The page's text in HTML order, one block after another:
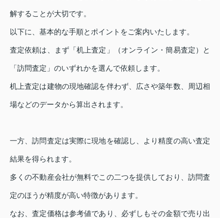
解することが大切です。
以下に、基本的な手順とポイントをご案内いたします。
査定依頼は、まず「机上査定」（オンライン・簡易査定）と
「訪問査定」のいずれかを選んで依頼します。
机上査定は建物の現地確認を伴わず、広さや築年数、周辺相
場などのデータから算出されます。
一方、訪問査定は実際に現地を確認し、より精度の高い査定
結果を得られます。
多くの不動産会社が無料でこの二つを提供しており、訪問査
定のほうが精度が高い特徴があります。
なお、査定価格は参考値であり、必ずしもその金額で売り出